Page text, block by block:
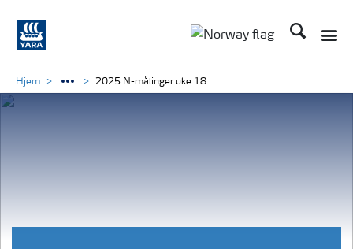
Søk
Hjem 2025 N-målinger uke 18